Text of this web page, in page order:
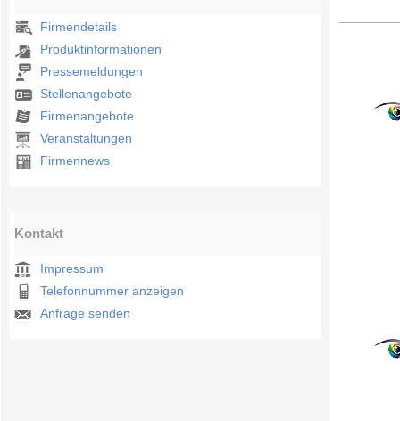
Firmendetails
Produktinformationen
Pressemeldungen
Stellenangebote
Firmenangebote
Veranstaltungen
Firmennews
Kontakt
Impressum
Telefonnummer anzeigen
Anfrage senden